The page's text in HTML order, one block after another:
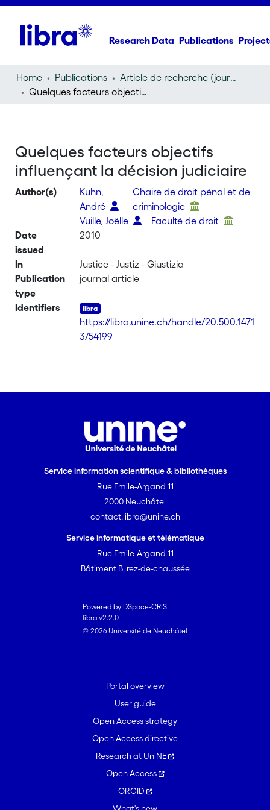
Research Data Publications
Home Publications
Article de recherche (journal article)
Quelques facteurs objectifs influençant la décision judiciaire
Quelques facteurs objectifs
influençant la décision judiciaire
Author(s)
Kuhn,
André
Chaire de droit pénal et de
criminologie
Vuille, Joëlle
Faculté de droit
Date
issued
2010
In
Justice - Justiz - Giustizia
Publication
type
journal article
Identifiers
https://libra.unine.ch/handle/20.500.1471
3/54199
Service information scientifique & bibliothèques
Rue Emile-Argand 11
2000 Neuchâtel
contact.libra@unine.ch
Service informatique et télématique
Rue Emile-Argand 11
Bâtiment B, rez-de-chaussée
Powered by DSpace-CRIS
libra v2.2.0
© 2026 Université de Neuchâtel
Portal overview
User guide
Open Access strategy
Open Access directive
Research at UniNE
Open Access
ORCID